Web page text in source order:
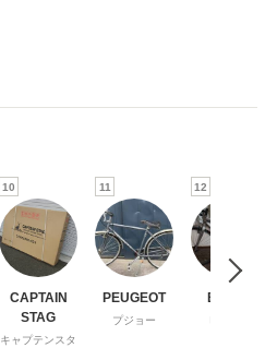
10
CAPTAIN
STAG
キャプテンスタ
11
PEUGEOT
プジョー
12
Bianchi